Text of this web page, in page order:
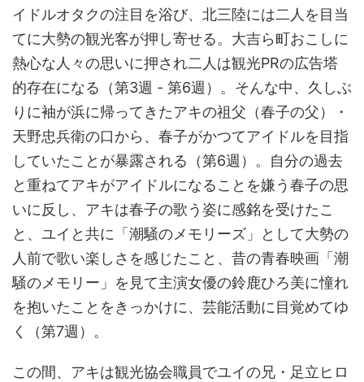
イドルオタクの注目を浴び、北三陸には二人を目当
てに大勢の観光客が押し寄せる。大吉ら町おこしに
熱心な人々の思いに押され二人は観光PRの広告塔
的存在になる（第3週 - 第6週）。そんな中、久しぶ
りに袖が浜に帰ってきたアキの祖父（春子の父）・
天野忠兵衛の口から、春子がかつてアイドルを目指
していたことが暴露される（第6週）。自分の過去
と重ねてアキがアイドルになることを嫌う春子の思
いに反し、アキは春子の歌う姿に感銘を受けたこ
と、ユイと共に「潮騒のメモリーズ」として大勢の
人前で歌い楽しさを感じたこと、昔の青春映画「潮
騒のメモリー」を見て主演女優の鈴鹿ひろ美に憧れ
を抱いたことをきっかけに、芸能活動に目覚めてゆ
く（第7週）。
この間、アキは観光協会職員でユイの兄・足立ヒロ